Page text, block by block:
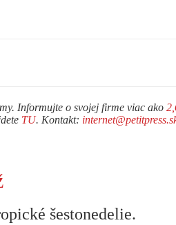
Informujte o svojej firme viac ako
TU. Kontakt:
šestonedelie.